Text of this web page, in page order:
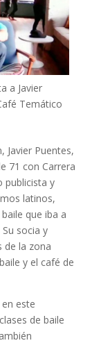
a Javier
Temático
Javier Puentes,
71 con Carrera
publicista y
latinos,
que iba a
socia y
de la zona
y el café de
este
de baile